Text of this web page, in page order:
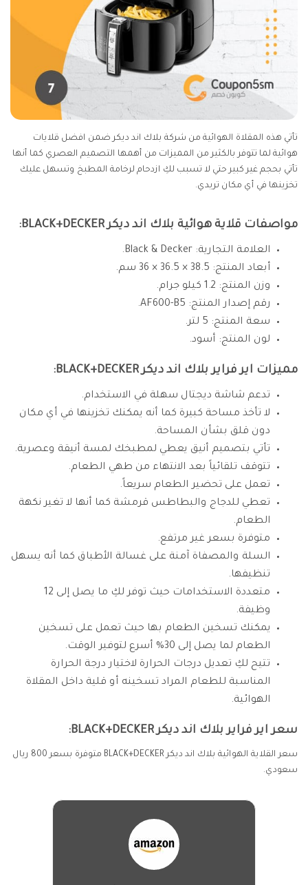
تأتي هذه المقلاة الهوائية من شركة بلاك اند ديكر ضمن افضل قلايات
هوائية لما تتوفر بالكثير من المميزات من أهمها التصميم العصري كما أنها
تأتي بحجم غير كبير حتي لا تسبب لكِ ازدحام لرخامة المطبخ وتسهل عليك
تخزينها في أي مكان تريدي.
مواصفات قلاية هوائية بلاك اند ديكر BLACK+DECKER:
العلامة التجارية: ‎Black & Decker.
أبعاد المنتج: 38.5 × 36.5 × 36 سم.
وزن المنتج: 1.2 كيلو جرام.
رقم إصدار المنتج: ‎AF600-B5.
سعة المنتج: 5 لتر.
لون المنتج: أسود.
مميزات اير فراير بلاك اند ديكر BLACK+DECKER:
تدعم شاشة ديجتال سهلة في الاستخدام.
لا تأخذ مساحة كبيرة كما أنه يمكنك تخزينها في أي مكان
دون قلق بشأن المساحة.
تأتي بتصميم أنيق يعطي لمطبخك لمسة أنيقة وعصرية.
تتوقف تلقائياً بعد الانتهاء من طهي الطعام.
تعمل على تحضير الطعام سريعاً.
تعطي للدجاج والبطاطس قرمشة كما أنها لا تغير نكهة
الطعام.
متوفرة بسعر غير مرتفع.
السلة والمصفاة آمنة على غسالة الأطباق كما أنه يسهل
تنظيفها.
متعددة الاستخدامات حيث توفر لكِ ما يصل إلى 12
وظيفة.
يمكنك تسخين الطعام بها حيث تعمل على تسخين
الطعام لما يصل إلى 30% أسرع لتوفير الوقت.
تتيح لكِ تعديل درجات الحرارة لاختيار درجة الحرارة
المناسبة للطعام المراد تسخينه أو قلية داخل المقلاة
الهوائية.
سعر اير فراير بلاك اند ديكر BLACK+DECKER:
سعر القلاية الهوائية بلاك اند ديكر BLACK+DECKER متوفرة بسعر 800 ريال
سعودي.